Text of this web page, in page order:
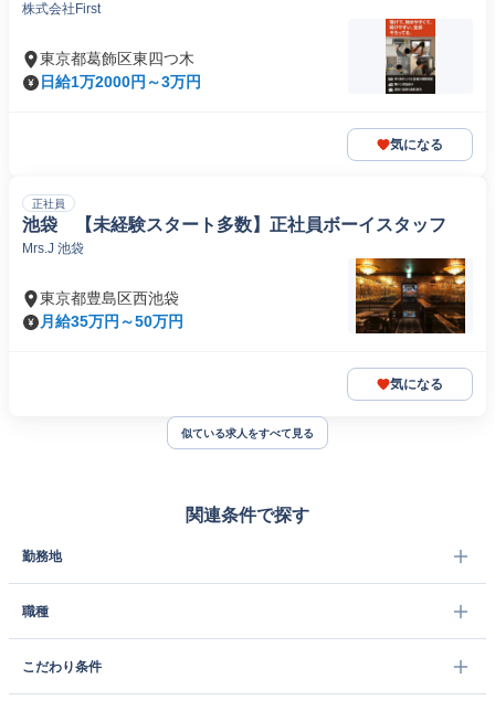
株式会社First
東京都葛飾区東四つ木
日給1万2000円～3万円
気になる
正社員
池袋 【未経験スタート多数】正社員ボーイスタッフ
Mrs.J 池袋
東京都豊島区西池袋
月給35万円～50万円
気になる
似ている求人をすべて見る
関連条件で探す
勤務地
職種
こだわり条件